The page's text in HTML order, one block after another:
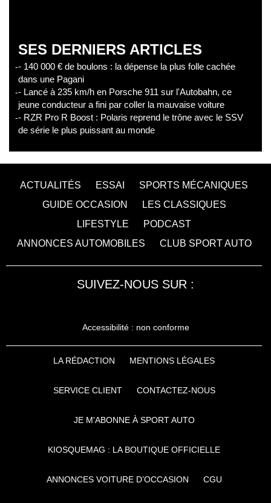
SES DERNIERS ARTICLES
- 140 000 € de boulons : la dépense la plus folle cachée
dans une Pagani
- Lancé à 235 km/h en Porsche 911 sur l'Autobahn, ce
jeune conducteur a fini par coller la mauvaise voiture
- RZR Pro R Boost : Polaris reprend le trône avec le SSV
de série le plus puissant au monde
ACTUALITÉS ESSAI
SPORTS MÉCANIQUES
GUIDE OCCASION
LES CLASSIQUES
LIFESTYLE
PODCAST
ANNONCES AUTOMOBILES
CLUB SPORT AUTO
SUIVEZ-NOUS SUR :
Accessibilité : non conforme
LA RÉDACTION MENTIONS LÉGALES
SERVICE CLIENT CONTACTEZ-NOUS
JE M'ABONNE À SPORT AUTO
KIOSQUEMAG : LA BOUTIQUE OFFICIELLE
ANNONCES VOITURE D’OCCASION CGU